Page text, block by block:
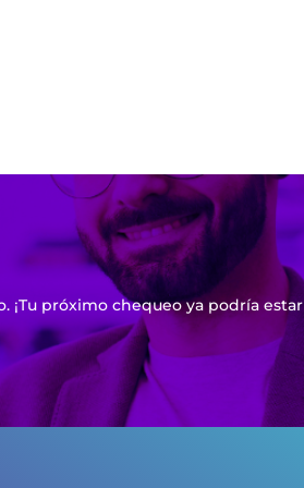
¡Tu próximo chequeo ya podría estar